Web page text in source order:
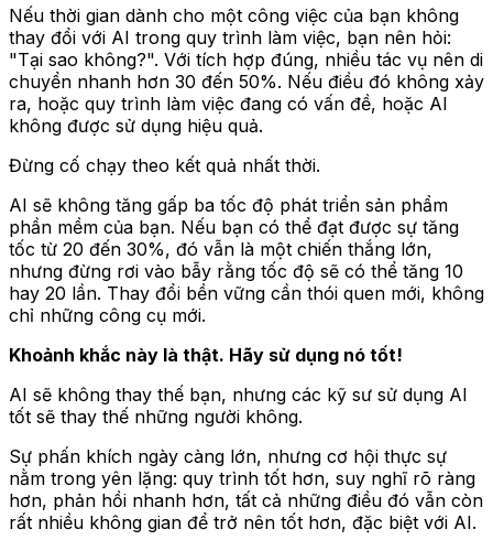
Nếu thời gian dành cho một công việc của bạn không
thay đổi với AI trong quy trình làm việc, bạn nên hỏi:
"Tại sao không?". Với tích hợp đúng, nhiều tác vụ nên di
chuyển nhanh hơn 30 đến 50%. Nếu điều đó không xảy
ra, hoặc quy trình làm việc đang có vấn đề, hoặc AI
không được sử dụng hiệu quả.
Đừng cố chạy theo kết quả nhất thời.
AI sẽ không tăng gấp ba tốc độ phát triển sản phẩm
phần mềm của bạn. Nếu bạn có thể đạt được sự tăng
tốc từ 20 đến 30%, đó vẫn là một chiến thắng lớn,
nhưng đừng rơi vào bẫy rằng tốc độ sẽ có thể tăng 10
hay 20 lần. Thay đổi bền vững cần thói quen mới, không
chỉ những công cụ mới.
Khoảnh khắc này là thật. Hãy sử dụng nó tốt!
AI sẽ không thay thế bạn, nhưng các kỹ sư sử dụng AI
tốt sẽ thay thế những người không.
Sự phấn khích ngày càng lớn, nhưng cơ hội thực sự
nằm trong yên lặng: quy trình tốt hơn, suy nghĩ rõ ràng
hơn, phản hồi nhanh hơn, tất cả những điều đó vẫn còn
rất nhiều không gian để trở nên tốt hơn, đặc biệt với AI.